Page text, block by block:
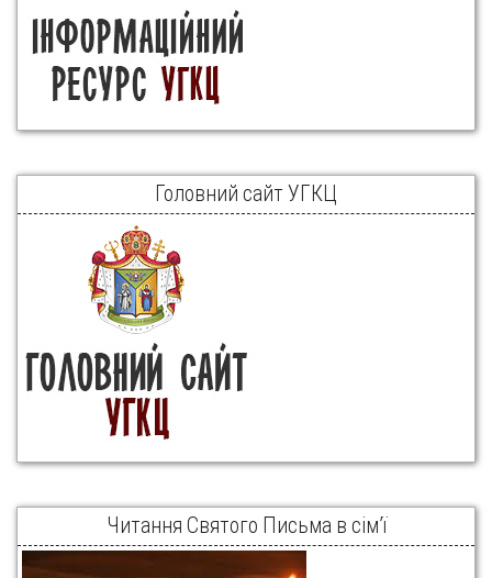
Головний сайт УГКЦ
Читання Святого Письма в сім’ї